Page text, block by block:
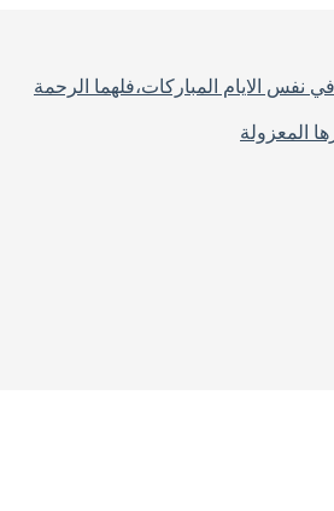
الايام المباركات،فلهما الرحمة
المعزولة